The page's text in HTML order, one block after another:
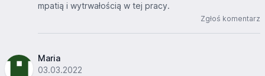
mpatią i wytrwałością w tej pracy.
Zgłoś komentarz
Maria
03.03.2022